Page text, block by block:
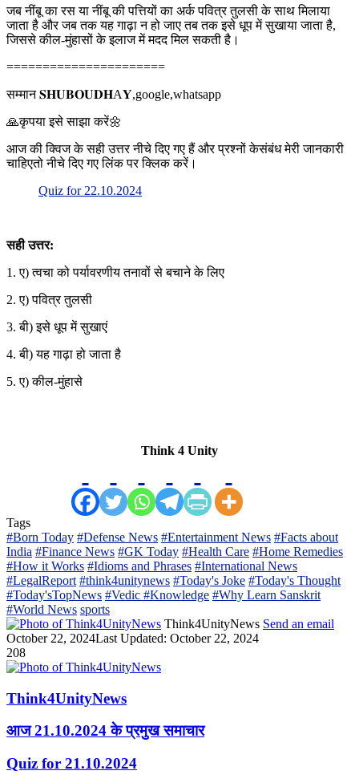
जब नींबू का रस या नींबू की पत्तियों का अर्क पवित्र तुलसी के साथ मिलाया
जाता है और जब तक यह गाढ़ा न हो जाए तब तक इसे धूप में सुखाया जाता है,
जिससे कील-मुंहासों के इलाज में मदद मिल सकती है।
======================
सम्मान 𝐒𝐇𝐔𝐁𝐎𝐔𝐃𝐇A𝐘,google,whatsapp
🙏कृपया इसे साझा करें🌼
आज की क्विज के सही उत्तर नीचे दिए गए हैं और प्रश्नों केसंबंध मेरी जानकारी
चाहिएतो नीचे दिए गए लिंक पर क्लिक करें।
Quiz for 22.10.2024
सही उत्तर:
1. ए) त्वचा को पर्यावरणीय तनावों से बचाने के लिए
2. ए) पवित्र तुलसी
3. बी) इसे धूप में सुखाएं
4. बी) यह गाढ़ा हो जाता है
5. ए) कील-मुंहासे
Think 4 Unity
Tags
#Born Today #Defense News #Entertainment News #Facts about
India #Finance News #GK Today #Health Care #Home Remedies
#How it Works #Idioms and Phrases #International News
#LegalReport #think4unitynews #Today's Joke #Today's Thought
#Today'sTopNews #Vedic #Knowledge #Why Learn Sanskrit
#World News sports
Think4UnityNews Send an email
October 22, 2024Last Updated: October 22, 2024
208
Think4UnityNews
आज 21.10.2024 के प्रमुख समाचार
Quiz for 21.10.2024